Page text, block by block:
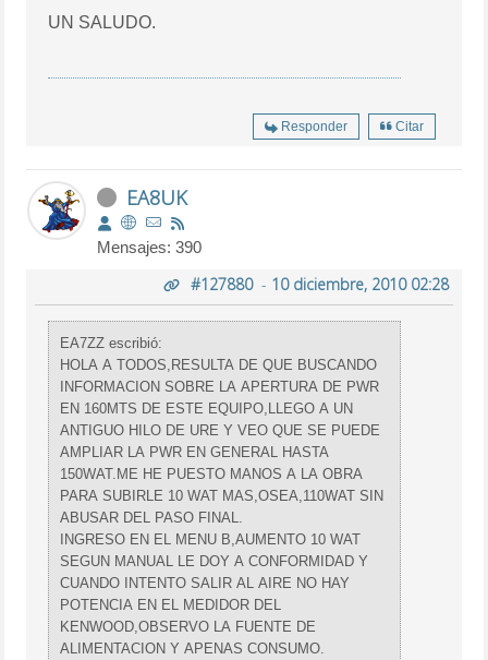
UN SALUDO.
Responder Citar
EA8UK
Mensajes: 390
#127880- 10 diciembre, 2010 02:28
EA7ZZ escribió:
HOLA A TODOS,RESULTA DE QUE BUSCANDO
INFORMACION SOBRE LA APERTURA DE PWR
EN 160MTS DE ESTE EQUIPO,LLEGO A UN
ANTIGUO HILO DE URE Y VEO QUE SE PUEDE
AMPLIAR LA PWR EN GENERAL HASTA
150WAT.ME HE PUESTO MANOS A LA OBRA
PARA SUBIRLE 10 WAT MAS,OSEA,110WAT SIN
ABUSAR DEL PASO FINAL.
INGRESO EN EL MENU B,AUMENTO 10 WAT
SEGUN MANUAL LE DOY A CONFORMIDAD Y
CUANDO INTENTO SALIR AL AIRE NO HAY
POTENCIA EN EL MEDIDOR DEL
KENWOOD,OBSERVO LA FUENTE DE
ALIMENTACION Y APENAS CONSUMO.